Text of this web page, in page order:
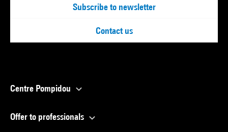
Subscribe to newsletter
Contact us
Centre Pompidou
Offer to professionals